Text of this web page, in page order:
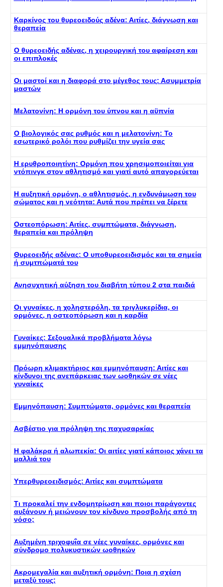
Καρκίνος του θυρεοειδούς αδένα: Αιτίες, διάγνωση και
θεραπεία
Ο θυρεοειδής αδένας, η χειρουργική του αφαίρεση και
οι επιπλοκές
Οι μαστοί και η διαφορά στο μέγεθος τους: Ασυμμετρία
μαστών
Μελατονίνη: Η ορμόνη του ύπνου και η αϋπνία
Ο βιολογικός σας ρυθμός και η μελατονίνη: Το
εσωτερικό ρολόι που ρυθμίζει την υγεία σας
Η ερυθροποιητίνη: Ορμόνη που χρησιμοποιείται για
ντόπινγκ στον αθλητισμό και γιατί αυτό απαγορεύεται
Η αυξητική ορμόνη, ο αθλητισμός, η ενδυνάμωση του
σώματος και η νεότητα: Αυτά που πρέπει να ξέρετε
Οστεοπόρωση: Αιτίες, συμπτώματα, διάγνωση,
θεραπεία και πρόληψη
Θυρεοειδής αδένας: Ο υποθυρεοειδισμός και τα σημεία
ή συμτπώματά του
Ανησυχητική αύξηση του διαβήτη τύπου 2 στα παιδιά
Οι γυναίκες, η χοληστερόλη, τα τριγλυκερίδια, οι
ορμόνες, η οστεοπόρωση και η καρδία
Γυναίκες: Σεξουαλικά προβλήματα λόγω
εμμηνόπαυσης
Πρόωρη κλιμακτήριος και εμμηνόπαυση: Αιτίες και
κίνδυνοι της ανεπάρκειας των ωοθηκών σε νέες
γυναίκες
Εμμηνόπαυση: Συμπτώματα, ορμόνες και θεραπεία
Ασβέστιο για πρόληψη της παχυσαρκίας
Η φαλάκρα ή αλωπεκία: Οι αιτίες γιατί κάποιος χάνει τα
μαλλιά του
Yπερθυρεοειδισμός: Αιτίες και συμπτώματα
Τι προκαλεί την ενδομητρίωση και ποιοι παράγοντες
αυξάνουν ή μειώνουν τον κίνδυνο προσβολής από τη
νόσο;
Αυξημένη τριχοφυΐα σε νέες γυναίκες, ορμόνες και
σύνδρομο πολυκυστικών ωοθηκών
Ακρομεγαλία και αυξητική ορμόνη: Ποια η σχέση
μεταξύ τους;